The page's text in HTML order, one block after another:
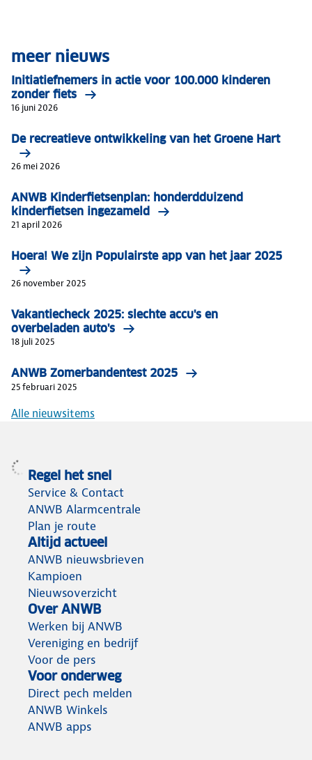
meer nieuws
Initiatiefnemers in actie voor 100.000 kinderen
zonder fiets
16 juni 2026
De recreatieve ontwikkeling van het Groene Hart
26 mei 2026
ANWB Kinderfietsenplan: honderdduizend
kinderfietsen ingezameld
21 april 2026
Hoera! We zijn Populairste app van het jaar 2025
26 november 2025
Vakantiecheck 2025: slechte accu's en
overbeladen auto's
18 juli 2025
ANWB Zomerbandentest 2025
25 februari 2025
Alle nieuwsitems
Regel het snel
Service & Contact
ANWB Alarmcentrale
Plan je route
Altijd actueel
ANWB nieuwsbrieven
Kampioen
Nieuwsoverzicht
Over ANWB
Werken bij ANWB
Vereniging en bedrijf
Voor de pers
Voor onderweg
Direct pech melden
ANWB Winkels
ANWB apps